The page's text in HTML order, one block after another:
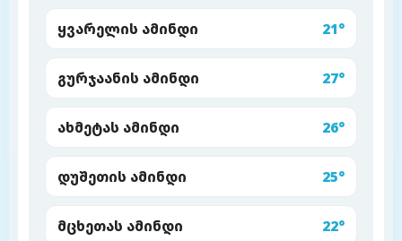
ყვარელის ამინდი 21°
გურჯაანის ამინდი 27°
ახმეტას ამინდი 26°
დუშეთის ამინდი 25°
მცხეთას ამინდი 22°